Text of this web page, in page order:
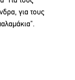
για τους